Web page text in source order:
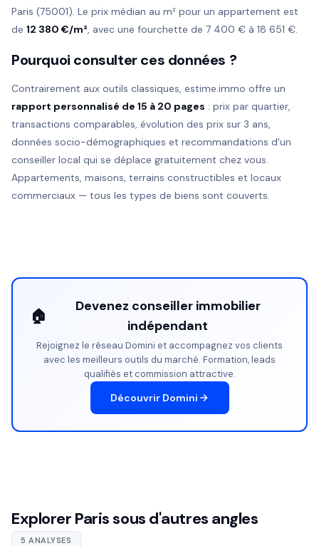
Paris (75001). Le prix médian au m² pour un appartement est
de 12 380 €/m², avec une fourchette de 7 400 € à 18 651 €.
Pourquoi consulter ces données ?
Contrairement aux outils classiques, estime.immo offre un
rapport personnalisé de 15 à 20 pages : prix par quartier,
transactions comparables, évolution des prix sur 3 ans,
données socio-démographiques et recommandations d'un
conseiller local qui se déplace gratuitement chez vous.
Appartements, maisons, terrains constructibles et locaux
commerciaux — tous les types de biens sont couverts.
🏠
Devenez conseiller immobilier
indépendant
Rejoignez le réseau Domini et accompagnez vos clients
avec les meilleurs outils du marché. Formation, leads
qualifiés et commission attractive.
Découvrir Domini
Explorer Paris sous d'autres angles
5 ANALYSES